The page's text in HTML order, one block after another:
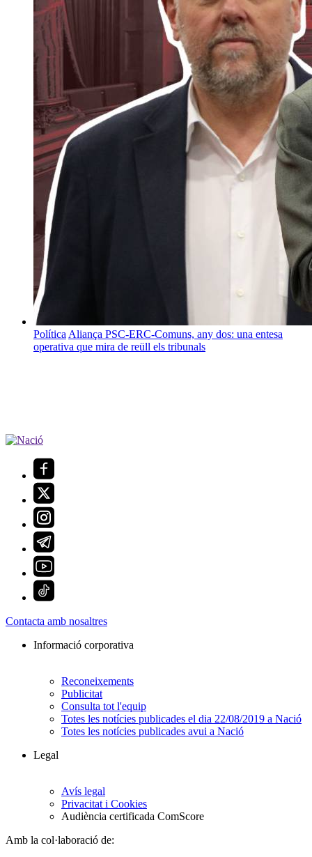
Política Aliança PSC-ERC-Comuns, any dos: una entesa
operativa que mira de reüll els tribunals
Contacta amb nosaltres
Informació corporativa
Reconeixements
Publicitat
Consulta tot l'equip
Totes les notícies publicades el dia 22/08/2019 a Nació
Totes les notícies publicades avui a Nació
Legal
Avís legal
Privacitat i Cookies
Audiència certificada ComScore
Amb la col·laboració de: